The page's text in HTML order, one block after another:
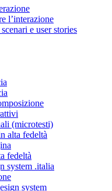
l’interazione
e user stories
(microtesti)
alta fedeltà
fedeltà
system .italia
system